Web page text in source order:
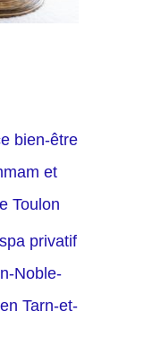
bien-être
et
Toulon
privatif
Noble-
Tarn-et-